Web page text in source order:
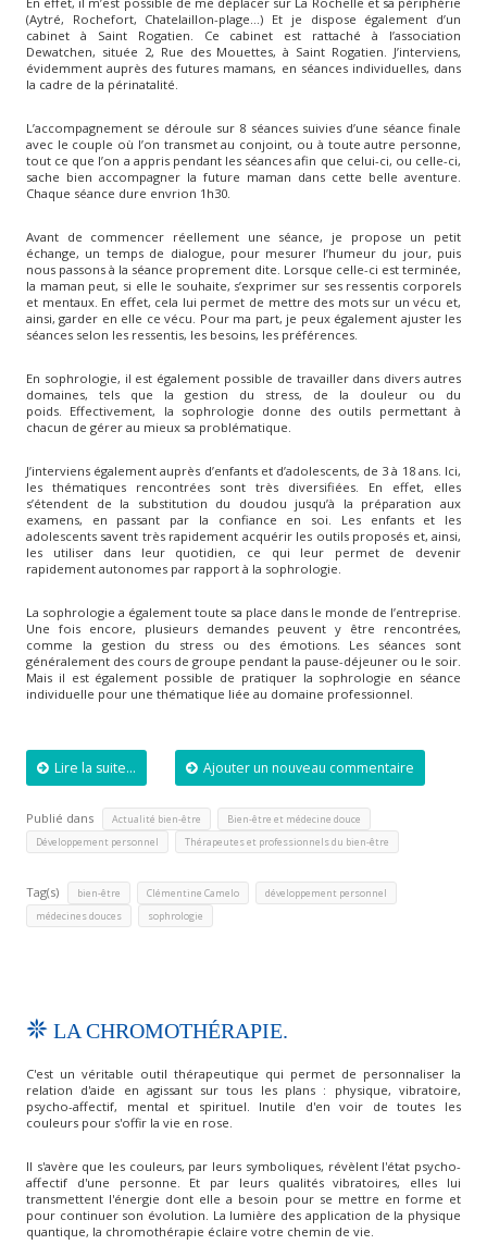
(Aytré, Rochefort, Chatelaillon-plage…) Et je dispose également d’un
cabinet à Saint Rogatien. Ce cabinet est rattaché à l’association
Dewatchen, située 2, Rue des Mouettes, à Saint Rogatien. J’interviens,
évidemment auprès des futures mamans, en séances individuelles, dans
la cadre de la périnatalité.
L’accompagnement se déroule sur 8 séances suivies d’une séance finale
avec le couple où l’on transmet au conjoint, ou à toute autre personne,
tout ce que l’on a appris pendant les séances afin que celui-ci, ou celle-ci,
sache bien accompagner la future maman dans cette belle aventure.
Chaque séance dure envrion 1h30.
Avant de commencer réellement une séance, je propose un petit
échange, un temps de dialogue, pour mesurer l’humeur du jour, puis
nous passons à la séance proprement dite. Lorsque celle-ci est terminée,
la maman peut, si elle le souhaite, s’exprimer sur ses ressentis corporels
et mentaux. En effet, cela lui permet de mettre des mots sur un vécu et,
ainsi, garder en elle ce vécu. Pour ma part, je peux également ajuster les
séances selon les ressentis, les besoins, les préférences.
En sophrologie, il est également possible de travailler dans divers autres
domaines, tels que la gestion du stress, de la douleur ou du
poids. Effectivement, la sophrologie donne des outils permettant à
chacun de gérer au mieux sa problématique.
J’interviens également auprès d’enfants et d’adolescents, de 3 à 18 ans. Ici,
les thématiques rencontrées sont très diversifiées. En effet, elles
s’étendent de la substitution du doudou jusqu’à la préparation aux
examens, en passant par la confiance en soi. Les enfants et les
adolescents savent très rapidement acquérir les outils proposés et, ainsi,
les utiliser dans leur quotidien, ce qui leur permet de devenir
rapidement autonomes par rapport à la sophrologie.
La sophrologie a également toute sa place dans le monde de l’entreprise.
Une fois encore, plusieurs demandes peuvent y être rencontrées,
comme la gestion du stress ou des émotions. Les séances sont
généralement des cours de groupe pendant la pause-déjeuner ou le soir.
Mais il est également possible de pratiquer la sophrologie en séance
individuelle pour une thématique liée au domaine professionnel.
Lire la suite... Ajouter un nouveau commentaire
Publié dans Actualité bien-être Bien-être et médecine douce
Développement personnel Thérapeutes et professionnels du bien-être
Tag(s) bien-être Clémentine Camelo développement personnel
médecines douces sophrologie
LA CHROMOTHÉRAPIE.
C'est un véritable outil thérapeutique qui permet de personnaliser la
relation d'aide en agissant sur tous les plans : physique, vibratoire,
psycho-affectif, mental et spirituel. Inutile d'en voir de toutes les
couleurs pour s'offir la vie en rose.
Il s'avère que les couleurs, par leurs symboliques, révèlent l'état psycho-
affectif d'une personne. Et par leurs qualités vibratoires, elles lui
transmettent l'énergie dont elle a besoin pour se mettre en forme et
pour continuer son évolution. La lumière des application de la physique
quantique, la chromothérapie éclaire votre chemin de vie.